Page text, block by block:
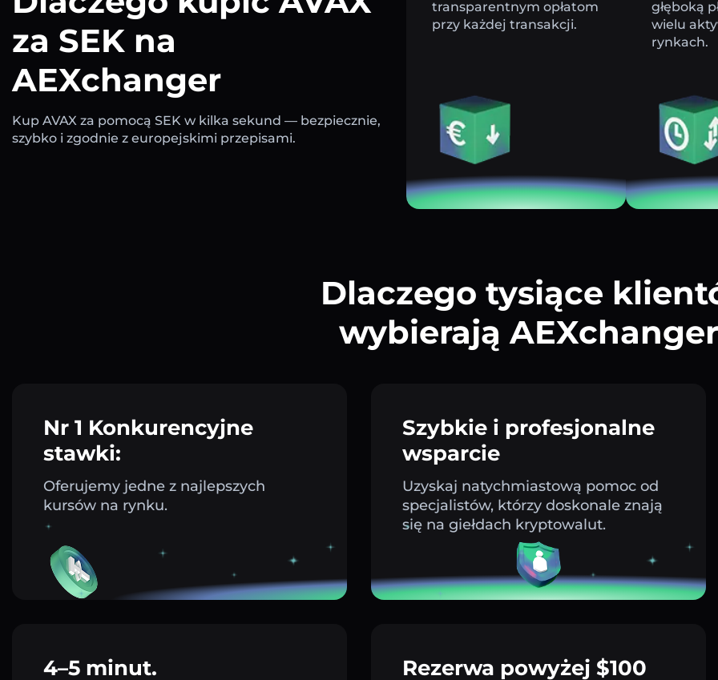
za SEK na
AEXchanger
Kup AVAX za pomocą SEK w kilka sekund — bezpiecznie,
szybko i zgodnie z europejskimi przepisami.
transparentnym opłatom
przy każdej transakcji.
głęboką
wielu
rynkach.
Dlaczego tysiące
wybierają
Nr 1 Konkurencyjne
stawki:
Oferujemy jedne z najlepszych
kursów na rynku.
Szybkie i profesjonalne
wsparcie
Uzyskaj natychmiastową pomoc od
specjalistów, którzy doskonale znają
się na giełdach kryptowalut.
4–5 minut. Rezerwa powyżej $100